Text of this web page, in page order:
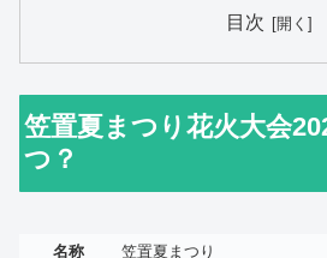
目次
笠置夏まつり花火大会
つ？
名称 笠置夏まつり